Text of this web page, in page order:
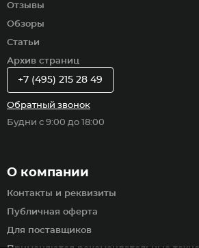
Отзывы
Обзоры
Статьи
Архив страниц
О компании
Контакты и реквизиты
Публичная оферта
Для поставщиков
+7 (495) 215 28 49
Обратный звонок
Будни с 9:00 до 18:00